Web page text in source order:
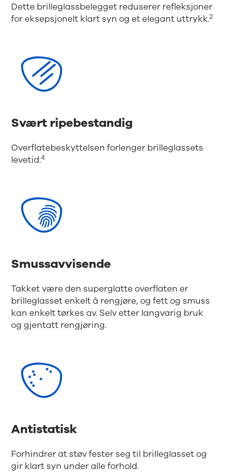
Dette brilleglassbelegget reduserer refleksjoner
for eksepsjonelt klart syn og et elegant uttrykk.2
Svært ripebestandig
Overflatebeskyttelsen forlenger brilleglassets
levetid.4
Smussavvisende
Takket være den superglatte overflaten er
brilleglasset enkelt å rengjøre, og fett og smuss
kan enkelt tørkes av. Selv etter langvarig bruk
og gjentatt rengjøring.
Antistatisk
Forhindrer at støv fester seg til brilleglasset og
gir klart syn under alle forhold.